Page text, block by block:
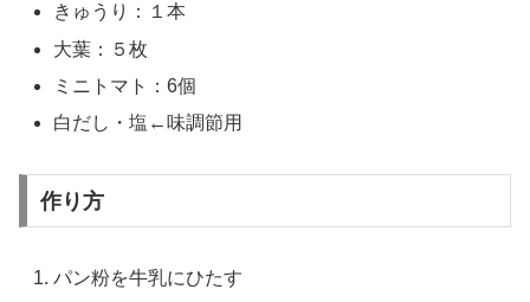
きゅうり：１本
大葉：５枚
ミニトマト：6個
白だし・塩←味調節用
作り方
パン粉を牛乳にひたす